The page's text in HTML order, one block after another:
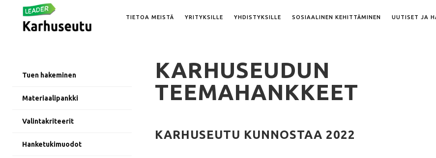
TIETOA MEISTÄ YRITYKSILLE YHDISTYKSILLE SOSIAALINEN KEHITTÄMINEN UUTISET JA
Tuen hakeminen
Materiaalipankki
Valintakriteerit
Hanketukimuodot
KARHUSEUDUN
TEEMAHANKKEET
KARHUSEUTU KUNNOSTAA 2022